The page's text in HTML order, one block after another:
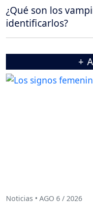
¿Qué son los
identificarlos?
+
Noticias • AGO 6 / 2026